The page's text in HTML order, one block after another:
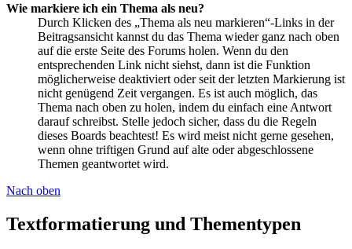
Wie markiere ich ein Thema als neu?
Durch Klicken des „Thema als neu markieren“-Links in der
Beitragsansicht kannst du das Thema wieder ganz nach oben
auf die erste Seite des Forums holen. Wenn du den
entsprechenden Link nicht siehst, dann ist die Funktion
möglicherweise deaktiviert oder seit der letzten Markierung ist
nicht genügend Zeit vergangen. Es ist auch möglich, das
Thema nach oben zu holen, indem du einfach eine Antwort
darauf schreibst. Stelle jedoch sicher, dass du die Regeln
dieses Boards beachtest! Es wird meist nicht gerne gesehen,
wenn ohne triftigen Grund auf alte oder abgeschlossene
Themen geantwortet wird.
Nach oben
Textformatierung und Thementypen